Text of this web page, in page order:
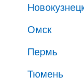
Омск
Пермь
Тюмень